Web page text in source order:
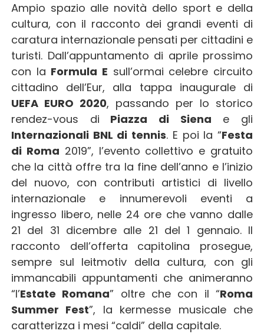
Ampio spazio alle novità dello sport e della
cultura, con il racconto dei grandi eventi di
caratura internazionale pensati per cittadini e
turisti. Dall’appuntamento di aprile prossimo
con la Formula E sull’ormai celebre circuito
cittadino dell’Eur, alla tappa inaugurale di
UEFA EURO 2020, passando per lo storico
rendez-vous di Piazza di Siena e gli
Internazionali BNL di tennis. E poi la “Festa
di Roma 2019”, l’evento collettivo e gratuito
che la città offre tra la fine dell’anno e l’inizio
del nuovo, con contributi artistici di livello
internazionale e innumerevoli eventi a
ingresso libero, nelle 24 ore che vanno dalle
21 del 31 dicembre alle 21 del 1 gennaio. Il
racconto dell’offerta capitolina prosegue,
sempre sul leitmotiv della cultura, con gli
immancabili appuntamenti che animeranno
“l’Estate Romana” oltre che con il “Roma
Summer Fest”, la kermesse musicale che
caratterizza i mesi “caldi” della capitale.